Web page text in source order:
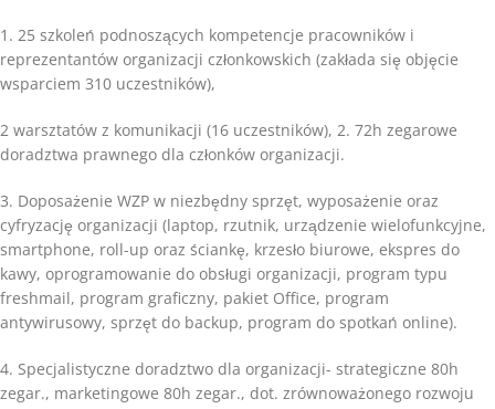
1. 25 szkoleń podnoszących kompetencje pracowników i
reprezentantów organizacji członkowskich (zakłada się objęcie
wsparciem 310 uczestników),
2 warsztatów z komunikacji (16 uczestników), 2. 72h zegarowe
doradztwa prawnego dla członków organizacji.
3. Doposażenie WZP w niezbędny sprzęt, wyposażenie oraz
cyfryzację organizacji (laptop, rzutnik, urządzenie wielofunkcyjne,
smartphone, roll-up oraz ściankę, krzesło biurowe, ekspres do
kawy, oprogramowanie do obsługi organizacji, program typu
freshmail, program graficzny, pakiet Office, program
antywirusowy, sprzęt do backup, program do spotkań online).
4. Specjalistyczne doradztwo dla organizacji- strategiczne 80h
zegar., marketingowe 80h zegar., dot. zrównoważonego rozwoju